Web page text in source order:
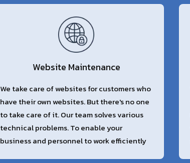
Website Maintenance
We take care of websites for customers who
have their own websites. But there's no one
to take care of it. Our team solves various
technical problems. To enable your
business and personnel to work efficiently